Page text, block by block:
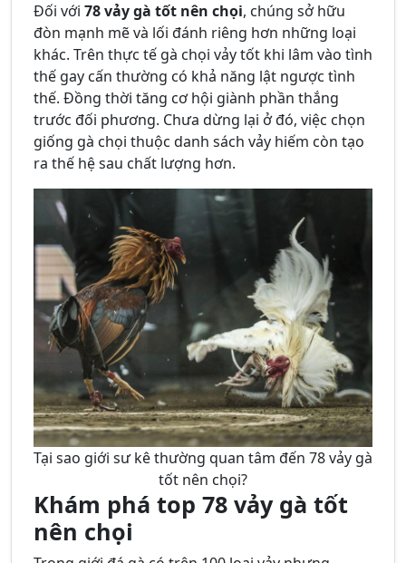
Đối với 78 vảy gà tốt nên chọi, chúng sở hữu
đòn mạnh mẽ và lối đánh riêng hơn những loại
khác. Trên thực tế gà chọi vảy tốt khi lâm vào tình
thế gay cấn thường có khả năng lật ngược tình
thế. Đồng thời tăng cơ hội giành phần thắng
trước đối phương. Chưa dừng lại ở đó, việc chọn
giống gà chọi thuộc danh sách vảy hiếm còn tạo
ra thế hệ sau chất lượng hơn.
Tại sao giới sư kê thường quan tâm đến 78 vảy gà
tốt nên chọi?
Khám phá top 78 vảy gà tốt
nên chọi